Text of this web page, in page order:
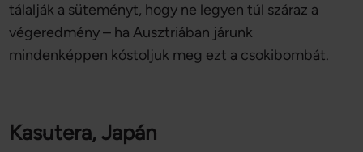
tálalják a süteményt, hogy ne legyen túl száraz a
végeredmény – ha Ausztriában járunk
mindenképpen kóstoljuk meg ezt a csokibombát.
Kasutera, Japán